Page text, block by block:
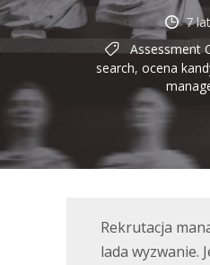
7
Assessment
search, ocena
Rekrutacja
lada wyzwanie.